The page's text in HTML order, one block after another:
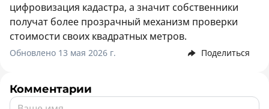
цифровизация кадастра, а значит собственники
получат более прозрачный механизм проверки
стоимости своих квадратных метров.
Обновлено 13 мая 2026 г. Поделиться
Комментарии